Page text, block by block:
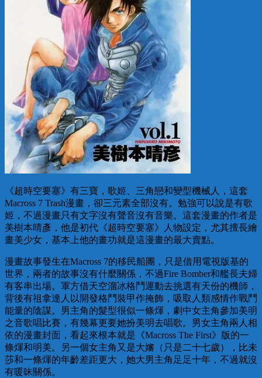
《超時空要塞》有三寶，歌姬、三角戀和變型機械人，這套
Macross 7 Trash漫畫，卻三元素全部沒有。勉強可以說是有歌
姬，不過漫畫只有文字沒有聲音沒有音樂。這套漫畫的作者是
美樹本晴彥，他是初代《超時空要塞》人物設定，尤其擅長繪
畫美少女，基本上他的畫功就是這漫畫的最大賣點。
漫畫故事發生在Macross 7的移民船團，只是借用電視版基的
世界，兩者的故事沒有什麼關係，不過Fire Bomber和艦長夫婦
有客串出場。軍方借天空溜冰格鬥運動去挑選有天份的機師，
背後有祖拿達人以開發格鬥裝甲作掩飾，吸取人類感情作戰鬥
能量的陰謀。男主角的髮型很似一條煇，劇中女主角參加美明
之音歌唱比賽，有幾幕更要她扮美明去唱歌。男女主角兩人相
依的漫畫封面，看起來根本就是《Macross The First》版的一
條煇和明美。另一個女主角又是大嬸（只是二十七歲），比未
莎和一條煇的年齡差距更大，她大男主角足足十年，不過就沒
有暖昧關係。